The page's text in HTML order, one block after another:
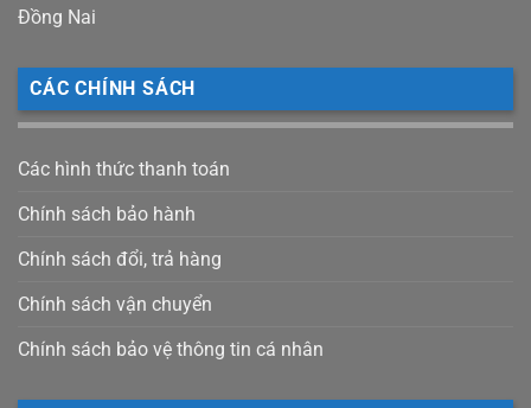
Đồng Nai
CÁC CHÍNH SÁCH
Các hình thức thanh toán
Chính sách bảo hành
Chính sách đổi, trả hàng
Chính sách vận chuyển
Chính sách bảo vệ thông tin cá nhân